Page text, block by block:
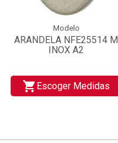
Modelo
ARANDELA NFE25514 M
INOX A2
shopping_cart Escoger Medidas